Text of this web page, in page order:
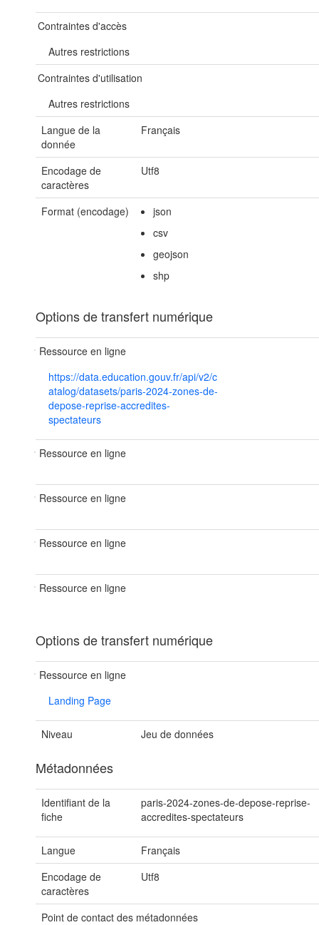
Contraintes d'accès
Autres restrictions
Contraintes d'utilisation
Autres restrictions
Langue de la
donnée
Français
Encodage de
caractères
Utf8
Format (encodage)
json
csv
geojson
shp
Options de transfert numérique
Ressource en ligne
https://data.education.gouv.fr/api/v2/c
atalog/datasets/paris-2024-zones-de-
depose-reprise-accredites-
spectateurs
Ressource en ligne
Ressource en ligne
Ressource en ligne
Ressource en ligne
Options de transfert numérique
Ressource en ligne
Landing Page
Niveau Jeu de données
Métadonnées
Identifiant de la
fiche
paris-2024-zones-de-depose-reprise-
accredites-spectateurs
Langue
Français
Encodage de
caractères
Utf8
Point de contact des métadonnées